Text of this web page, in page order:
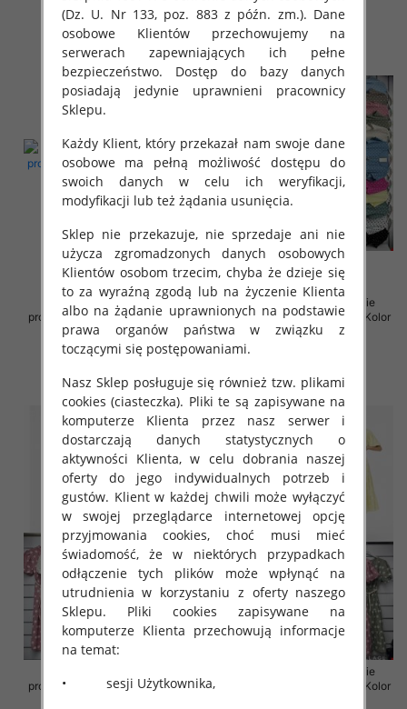
szczegóły szczegóły
Sukienki damskie (Włoskie
produkt) Roz Standard, Mix Kolor
Paczka 5 szt
35.00 zł
szczegóły
Sukienki damskie (Włoskie
produkt) Roz Standard, Mix Kolor
Paczka 5 szt
szczegóły
produkt) Roz Standard, Mix Kolor
Sukienki damskie (Włoskie
produkt) Roz Standard, Mix Kolor
(Dz. U. Nr 133, poz. 883 z późn. zm.). Dane
osobowe Klientów przechowujemy na
serwerach zapewniających ich pełne
bezpieczeństwo. Dostęp do bazy danych
posiadają jedynie uprawnieni pracownicy
Sklepu.
Każdy Klient, który przekazał nam swoje dane
osobowe ma pełną możliwość dostępu do
swoich danych w celu ich weryfikacji,
modyfikacji lub też żądania usunięcia.
Sklep nie przekazuje, nie sprzedaje ani nie
użycza zgromadzonych danych osobowych
Klientów osobom trzecim, chyba że dzieje się
to za wyraźną zgodą lub na życzenie Klienta
albo na żądanie uprawnionych na podstawie
prawa organów państwa w związku z
toczącymi się postępowaniami.
Nasz Sklep posługuje się również tzw. plikami
cookies (ciasteczka). Pliki te są zapisywane na
komputerze Klienta przez nasz serwer i
dostarczają danych statystycznych o
aktywności Klienta, w celu dobrania naszej
oferty do jego indywidualnych potrzeb i
gustów. Klient w każdej chwili może wyłączyć
w swojej przeglądarce internetowej opcję
przyjmowania cookies, choć musi mieć
świadomość, że w niektórych przypadkach
odłączenie tych plików może wpłynąć na
utrudnienia w korzystaniu z oferty naszego
Sklepu. Pliki cookies zapisywane na
komputerze Klienta przechowują informacje
na temat:
• sesji Użytkownika,